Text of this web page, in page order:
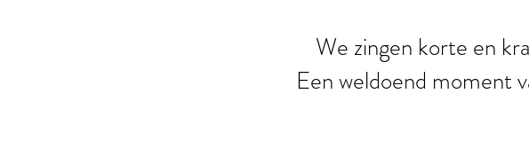
We zingen korte en
Een weldoend moment